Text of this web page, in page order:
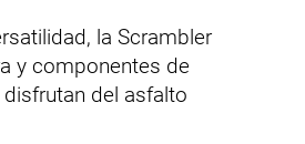
la Scrambler
y componentes de
del asfalto